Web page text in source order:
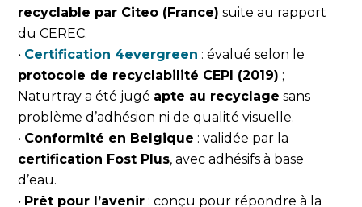
recyclable par Citeo (France) suite au rapport
du CEREC.
• Certification 4evergreen : évalué selon le
protocole de recyclabilité CEPI (2019) ;
Naturtray a été jugé apte au recyclage sans
problème d’adhésion ni de qualité visuelle.
• Conformité en Belgique : validée par la
certification Fost Plus, avec adhésifs à base
d’eau.
• Prêt pour l’avenir : conçu pour répondre à la